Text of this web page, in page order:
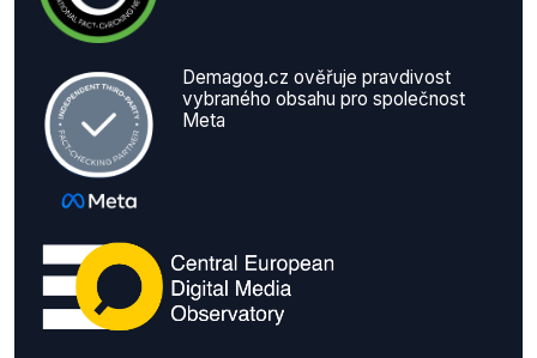
Demagog.cz ověřuje pravdivost
vybraného obsahu pro společnost
Meta